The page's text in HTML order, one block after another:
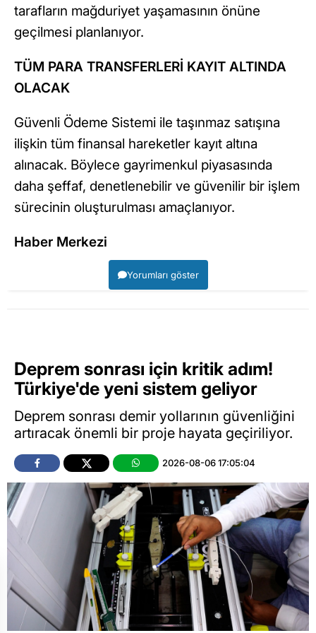
tarafların mağduriyet yaşamasının önüne
geçilmesi planlanıyor.
TÜM PARA TRANSFERLERİ KAYIT ALTINDA
OLACAK
Güvenli Ödeme Sistemi ile taşınmaz satışına
ilişkin tüm finansal hareketler kayıt altına
alınacak. Böylece gayrimenkul piyasasında
daha şeffaf, denetlenebilir ve güvenilir bir işlem
sürecinin oluşturulması amaçlanıyor.
Haber Merkezi
Yorumları göster
Deprem sonrası için kritik adım!
Türkiye'de yeni sistem geliyor
Deprem sonrası demir yollarının güvenliğini
artıracak önemli bir proje hayata geçiriliyor.
2026-08-06 17:05:04